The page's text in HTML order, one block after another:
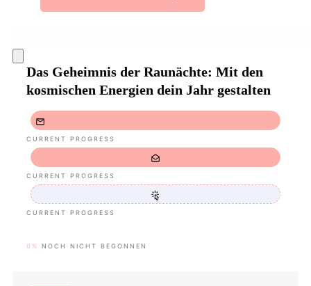
Das Geheimnis der Raunächte: Mit den
kosmischen Energien dein Jahr gestalten
CURRENT PROGRESS
CURRENT PROGRESS
CURRENT PROGRESS
0% NOCH NICHT BEGONNEN